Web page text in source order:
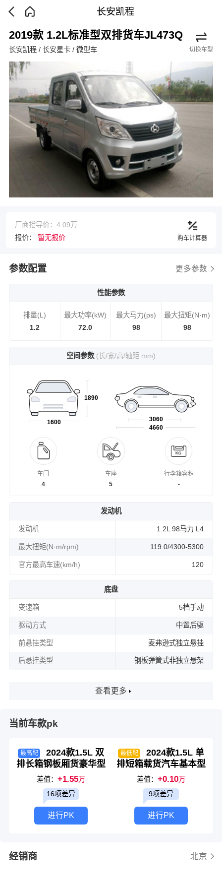
长安凯程
2019款 1.2L标准型双排货车JL473Q
长安凯程 / 长安星卡 / 微型车 切换车型
厂商指导价：4.09万
报价： 暂无报价 购车计算器
参数配置 更多参数
性能参数
排量(L)
1.2
最大功率(kW)
72.0
最大马力(ps)
98
最大扭矩(N·m)
98
空间参数 (长/宽/高/轴距 mm)
1600
1890
4660
3060
车门
4
车座
5
行李箱容积
-
发动机
发动机 1.2L 98马力 L4
最大扭矩(N·m/rpm) 119.0/4300-5300
官方最高车速(km/h) 120
底盘
变速箱 5档手动
驱动方式 中置后驱
前悬挂类型 麦弗逊式独立悬挂
后悬挂类型 钢板弹簧式非独立悬架
查看更多
当前车款pk
最高配
2024款1.5L 双
排长箱钢板厢货豪华型
差值：+1.55万
16项差异
进行PK
最低配
2024款1.5L 单
排短箱载货汽车基本型
差值： +0.10万
9项差异
进行PK
经销商 北京